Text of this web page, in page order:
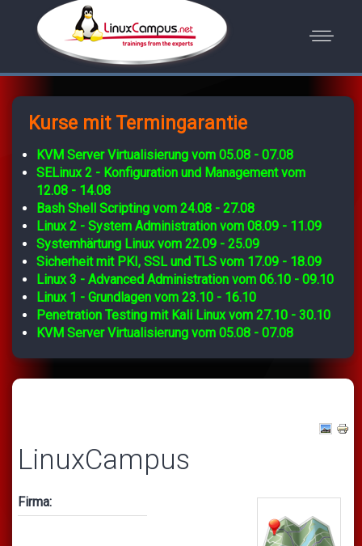
Kurse mit Termingarantie
KVM Server Virtualisierung vom 05.08 - 07.08
SELinux 2 - Konfiguration und Management vom
12.08 - 14.08
Bash Shell Scripting vom 24.08 - 27.08
Linux 2 - System Administration vom 08.09 - 11.09
Systemhärtung Linux vom 22.09 - 25.09
Sicherheit mit PKI, SSL und TLS vom 17.09 - 18.09
Linux 3 - Advanced Administration vom 06.10 - 09.10
Linux 1 - Grundlagen vom 23.10 - 16.10
Penetration Testing mit Kali Linux vom 27.10 - 30.10
KVM Server Virtualisierung vom 05.08 - 07.08
LinuxCampus
Firma: